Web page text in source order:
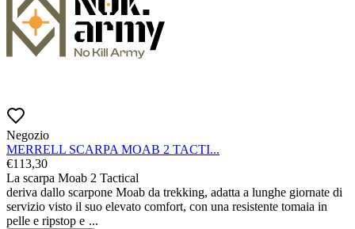
Negozio
MERRELL SCARPA MOAB 2 TACTI...
€113,30
La scarpa Moab 2 Tactical
deriva dallo scarpone Moab da trekking, adatta a lunghe giornate di
servizio visto il suo elevato comfort, con una resistente tomaia in
pelle e ripstop e ...